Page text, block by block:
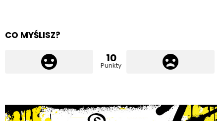
CO MYŚLISZ?
10
Punkty